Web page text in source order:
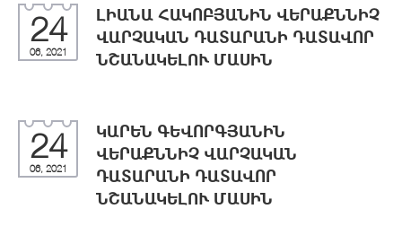
24
06, 2021
ԼԻԱՆԱ ՀԱԿՈԲՅԱՆԻՆ ՎԵՐԱՔՆՆԻՉ
ՎԱՐՉԱԿԱՆ ԴԱՏԱՐԱՆԻ ԴԱՏԱՎՈՐ
ՆՇԱՆԱԿԵԼՈՒ ՄԱՍԻՆ
24
06, 2021
ԿԱՐԵՆ ԳԵՎՈՐԳՅԱՆԻՆ
ՎԵՐԱՔՆՆԻՉ ՎԱՐՉԱԿԱՆ
ԴԱՏԱՐԱՆԻ ԴԱՏԱՎՈՐ
ՆՇԱՆԱԿԵԼՈՒ ՄԱՍԻՆ